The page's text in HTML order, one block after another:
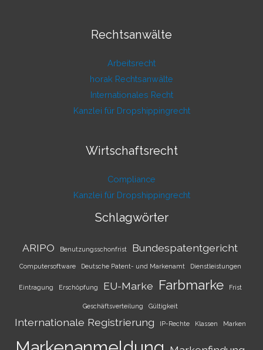
Rechtsanwälte
Arbeitsrecht
horak Rechtsanwälte
Internationales Recht
Kanzlei für Dropshippingrecht
Wirtschaftsrecht
Compliance
Kanzlei für Dropshippingrecht
Schlagwörter
ARIPO Benutzungsschonfrist Bundespatentgericht
Computersoftware Deutsche Patent- und Markenamt Dienstleistungen
Eintragung Erschöpfung EU-Marke Farbmarke Frist
Geschäftsverteilung Gültigkeit
Internationale Registrierung IP-Rechte Klassen Marken